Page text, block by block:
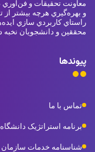
وزمان مورد نیاز
سوالات پیوسته اهل
گیرد.
معاونت تحقيقات و
و بهره‌گيري هرچه بيشتر از
راستاي كاربردي سازي
محققين و دانشجويان
پیوندها
تماس با ما
برنامه استراتژیک دانشگاه
شناسنامه خدمات سازمان